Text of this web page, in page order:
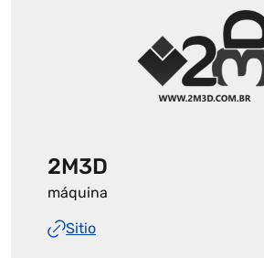
2M3D
máquina
Sitio